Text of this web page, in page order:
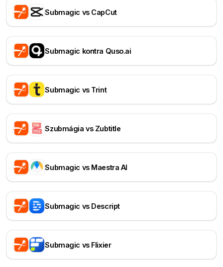
Submagic vs CapCut
Submagic kontra Quso.ai
Submagic vs Trint
Szubmágia vs Zubtitle
Submagic vs Maestra AI
Submagic vs Descript
Submagic vs Flixier